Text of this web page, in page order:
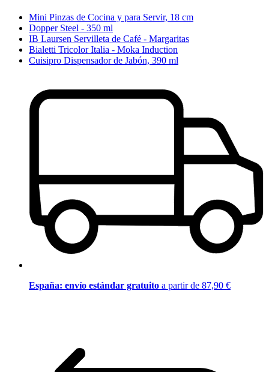
Mini Pinzas de Cocina y para Servir, 18 cm
Dopper Steel - 350 ml
IB Laursen Servilleta de Café - Margaritas
Bialetti Tricolor Italia - Moka Induction
Cuisipro Dispensador de Jabón, 390 ml
España: envío estándar gratuito a partir de 87,90 €